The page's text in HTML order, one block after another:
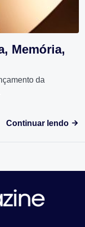
Memória,
da
Continuar lendo